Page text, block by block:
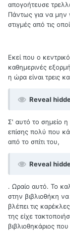
απογοήτευσε
Πάντως για να μην
στιγμές από τις
Εκεί που ο
καθημερινές
η ώρα είναι τρεις
Reveal
Σ' αυτό το σημείο
επίσης πολύ που
από το σπίτι του,
Reveal
. Ωραίο αυτό. Το
στην βιβλιοθήκη
βλέπει τις
της είχε
βιβλιοθηκάριος